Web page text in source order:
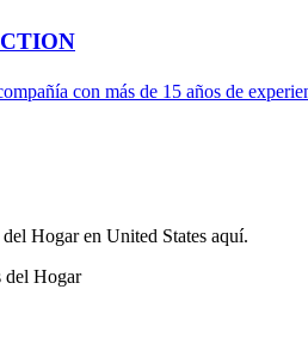
con más de 15 años de
Hogar en United States aquí.
del Hogar